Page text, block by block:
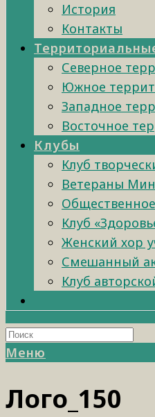
История
Контакты
Северное
Южное
Западное
Восточное
Клубы
Клуб
Ветераны
Клуб
Женский хор
Смешанный
Клуб
Меню
Лого_150